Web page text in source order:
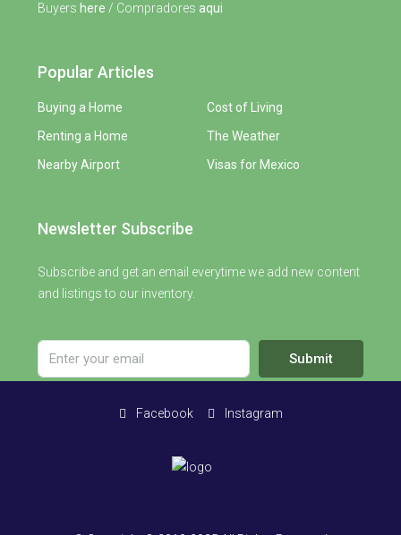
Buyers here / Compradores aqui
Popular Articles
Buying a Home
Renting a Home
Nearby Airport
Cost of Living
The Weather
Visas for Mexico
Newsletter Subscribe
Subscribe and get an email everytime we add new content
and listings to our inventory.
Submit
Facebook Instagram